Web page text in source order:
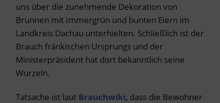
uns über die zunehmende Dekoration von
Brunnen mit Immergrün und bunten Eiern im
Landkreis Dachau unterhielten. Schließlich ist der
Brauch fränkischen Ursprungs und der
Ministerpräsident hat dort bekanntlich seine
Wurzeln.
Tatsache ist laut Brauchwiki, dass die Bewohner